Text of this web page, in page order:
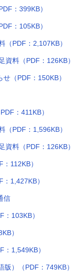
：399KB）
：105KB）
（PDF：2,107KB）
資料（PDF：126KB）
（PDF：150KB）
：411KB）
（PDF：1,596KB）
資料（PDF：126KB）
112KB）
1,427KB）
信
103KB）
）
1,549KB）
）（PDF：749KB）